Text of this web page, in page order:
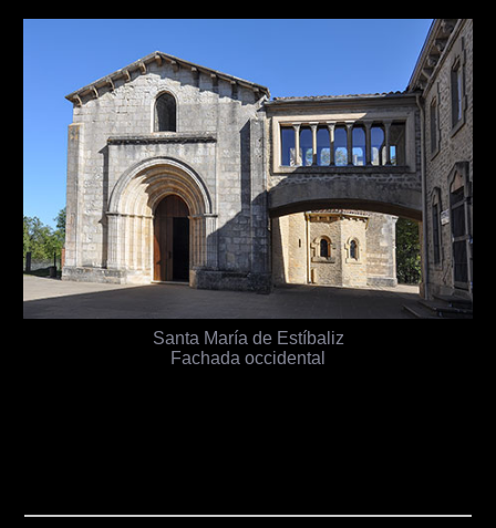
Santa María de Estíbaliz
Fachada occidental